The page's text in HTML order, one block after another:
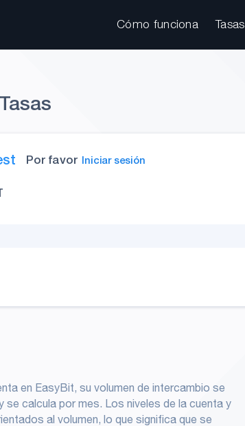
Cómo funciona Tasas
Por favor Iniciar sesión
en EasyBit, su volumen de intercambio se
calcula por mes. Los niveles de la cuenta y
al volumen, lo que significa que se